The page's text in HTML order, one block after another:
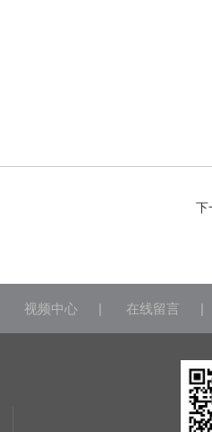
下
视频中心 | 在线留言 |